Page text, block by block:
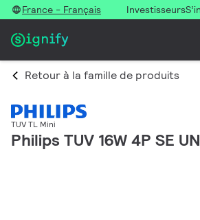
France - Français Investisseurs
Retour à la famille de produits
TUV TL Mini
Philips TUV 16W 4P SE